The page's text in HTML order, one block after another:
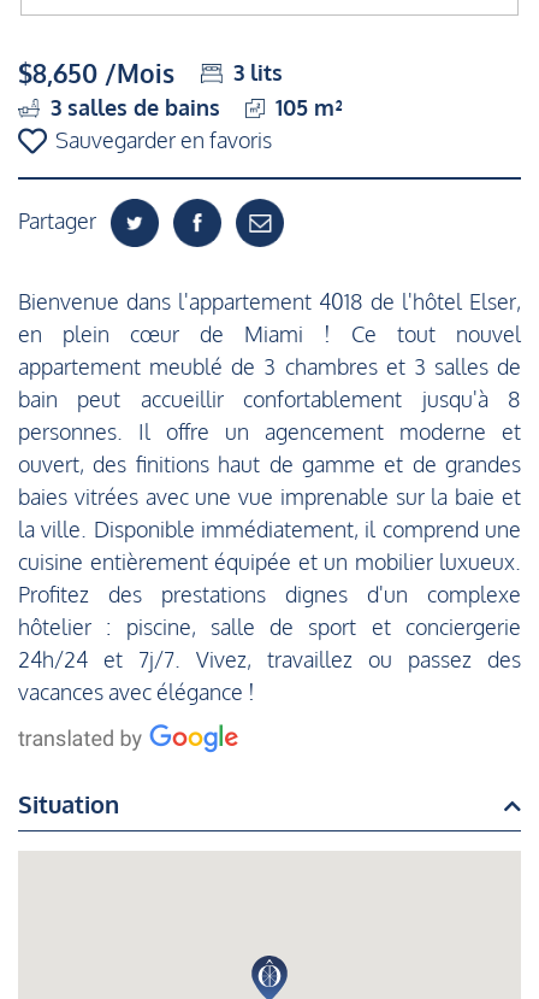
$8,650 /Mois 3 lits
3 salles de bains
105 m²
Sauvegarder en favoris
Partager
Bienvenue dans l'appartement 4018 de l'hôtel Elser,
en plein cœur de Miami ! Ce tout nouvel
appartement meublé de 3 chambres et 3 salles de
bain peut accueillir confortablement jusqu'à 8
personnes. Il offre un agencement moderne et
ouvert, des finitions haut de gamme et de grandes
baies vitrées avec une vue imprenable sur la baie et
la ville. Disponible immédiatement, il comprend une
cuisine entièrement équipée et un mobilier luxueux.
Profitez des prestations dignes d'un complexe
hôtelier : piscine, salle de sport et conciergerie
24h/24 et 7j/7. Vivez, travaillez ou passez des
vacances avec élégance !
Situation